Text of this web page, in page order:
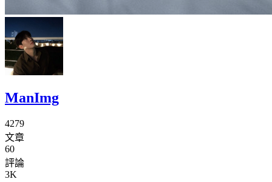
ManImg
4279
文章
60
評論
3K